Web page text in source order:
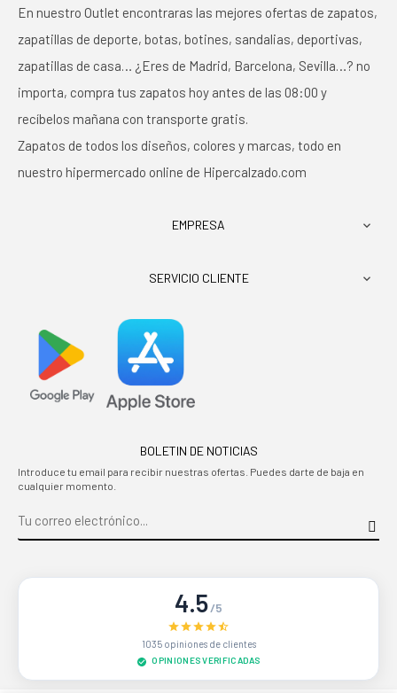
En nuestro Outlet encontraras las mejores ofertas de zapatos,
zapatillas de deporte, botas, botines, sandalias, deportivas,
zapatillas de casa… ¿Eres de Madrid, Barcelona, Sevilla…? no
importa, compra tus zapatos hoy antes de las 08:00 y
recíbelos mañana con transporte gratis.
Zapatos de todos los diseños, colores y marcas, todo en
nuestro hipermercado online de Hipercalzado.com
EMPRESA 
SERVICIO CLIENTE 
BOLETIN DE NOTICIAS
Introduce tu email para recibir nuestras ofertas. Puedes darte de baja en
cualquier momento.
4.5/5
1035 opiniones de clientes
OPINIONES VERIFICADAS